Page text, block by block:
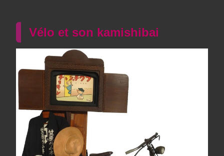
Vélo et son kamishibai